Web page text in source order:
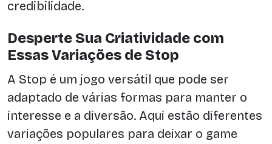
credibilidade.
Desperte Sua Criatividade com
Essas Variações de Stop
A Stop é um jogo versátil que pode ser
adaptado de várias formas para manter o
interesse e a diversão. Aqui estão diferentes
variações populares para deixar o game